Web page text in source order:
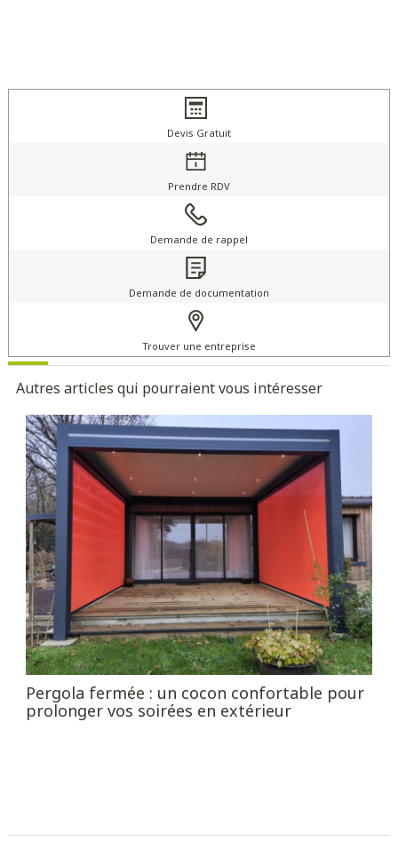
Devis Gratuit
Prendre RDV
Demande de rappel
Demande de documentation
Trouver une entreprise
Autres articles qui pourraient vous intéresser
Pergola fermée : un cocon confortable pour
prolonger vos soirées en extérieur